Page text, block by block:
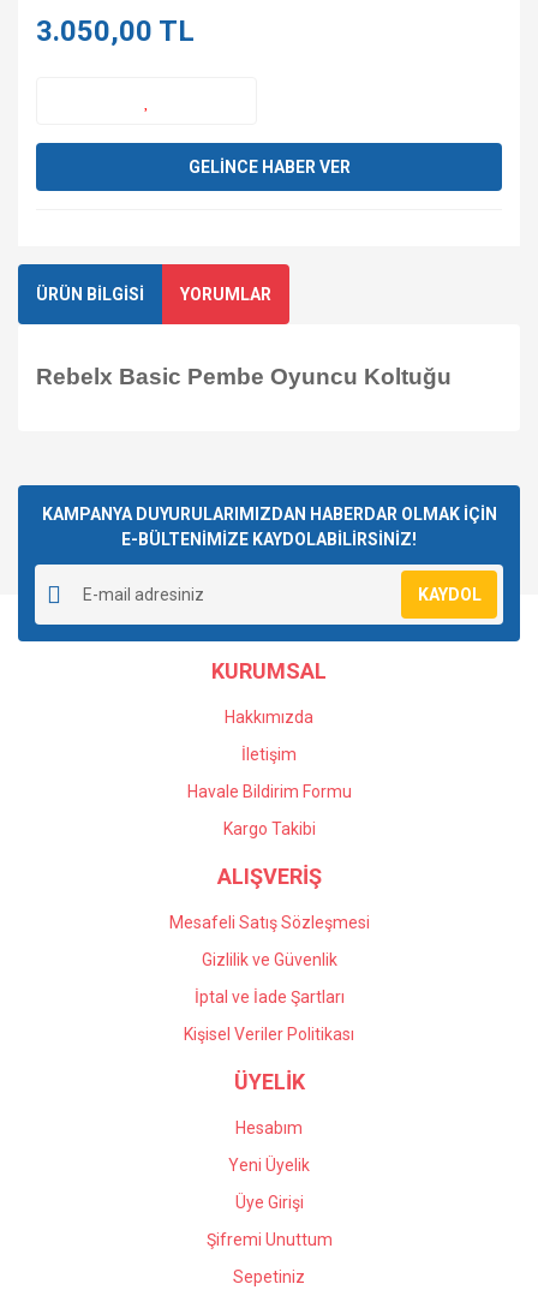
3.050,00 TL
GELİNCE HABER VER
ÜRÜN BİLGİSİ YORUMLAR
Rebelx Basic Pembe Oyuncu Koltuğu
KAMPANYA DUYURULARIMIZDAN HABERDAR OLMAK İÇİN
E-BÜLTENİMİZE KAYDOLABİLİRSİNİZ!
KAYDOL
KURUMSAL
Hakkımızda
İletişim
Havale Bildirim Formu
Kargo Takibi
ALIŞVERİŞ
Mesafeli Satış Sözleşmesi
Gizlilik ve Güvenlik
İptal ve İade Şartları
Kişisel Veriler Politikası
ÜYELİK
Hesabım
Yeni Üyelik
Üye Girişi
Şifremi Unuttum
Sepetiniz